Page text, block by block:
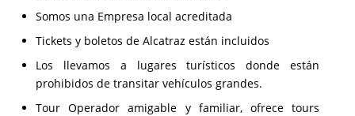
Somos una Empresa local acreditada
Tickets y boletos de Alcatraz están incluidos
Los llevamos a lugares turísticos donde están
prohibidos de transitar vehículos grandes.
Tour Operador amigable y familiar, ofrece tours